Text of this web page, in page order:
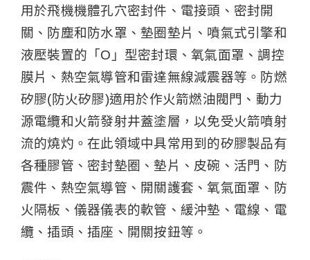
用於飛機機體孔穴密封件、電接頭、密封開
關、防塵和防水罩、墊圈墊片、噴氣式引擎和
液壓裝置的「O」型密封環、氧氣面罩、調控
膜片、熱空氣導管和雷達無線減震器等。防燃
矽膠(防火矽膠)適用於作火箭燃油閥門、動力
源電纜和火箭發射井蓋塗層，以免受火箭噴射
流的燒灼。在此領域中具常用到的矽膠製品有
各種膠管、密封墊圈、墊片、皮碗、活門、防
震件、熱空氣導管、開關護套、氧氣面罩、防
火隔板、儀器儀表的軟管、緩沖墊、電線、電
纜、插頭、插座、開關按鈕等。